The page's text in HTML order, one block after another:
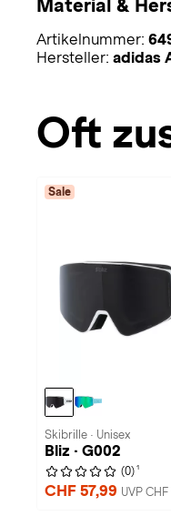
Material &
Artikelnummer:
Hersteller: adidas
Oft
Sale
Skibrille · Unisex
Bliz · G002
(0) 1
CHF 57,99 UVP CHF